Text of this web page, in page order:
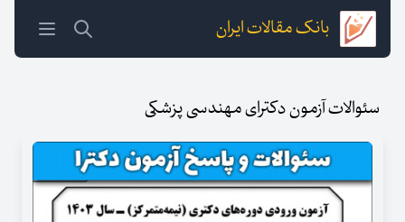
بانک مقالات ایران
سئوالات آزمون دکترای مهندسی پزشکی